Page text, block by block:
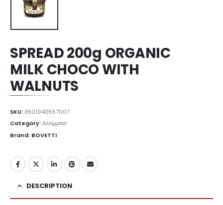
SPREAD 200g ORGANIC
MILK CHOCO WITH
WALNUTS
SKU:3501940557007
Category:Αλείμματα
Brand: BOVETTI
DESCRIPTION